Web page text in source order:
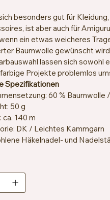
besonders gut für
ist aber auch für
ein etwas weicheres
Baumwolle gewünscht
lassen sich sowohl
Projekte problemlos
Spezifikationen
60 % Baumwolle
50 g
ca. 140 m
DK / Leichtes Kammgarn
Häkelnadel- und
OEKO-TEX® Standard
Maschinenwaschbar